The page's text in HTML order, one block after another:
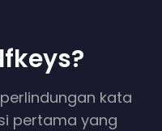
kata
pertama yang